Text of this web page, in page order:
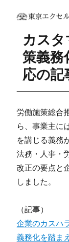
坂東 利
カス
策義務
応の記
労働施策総合
ら、事業主に
を講じる義務
法務・人事・
改正の要点と
しました。
（記事）
企業のカスハ
義務化を踏ま